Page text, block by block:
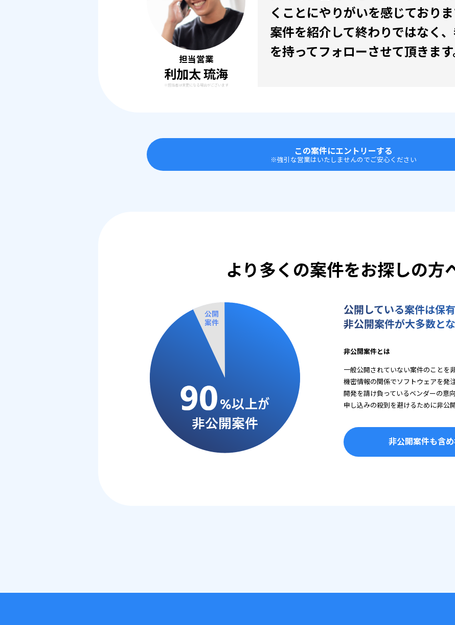
担当営業
利加太 琉海
※担当者は変更になる場合がございます
くことにやりがいを感じておりま
案件を紹介して終わりではなく
を持ってフォローさせて頂きます
この案件にエントリーする
※強引な営業はいたしませんのでご安心ください
より多くの案件をお探しの方
公開している案件は保
非公開案件が大多数とな
非公開案件とは
一般公開されていない案件のことを
機密情報の関係でソフトウェアを発
開発を請け負っているベンダーの意
申し込みの殺到を避けるために非公
非公開案件も含